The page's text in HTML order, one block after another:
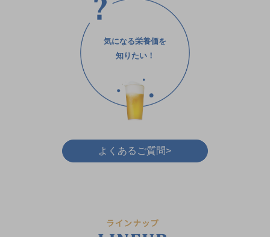
気になる栄養価を
知りたい！
よくあるご質問>